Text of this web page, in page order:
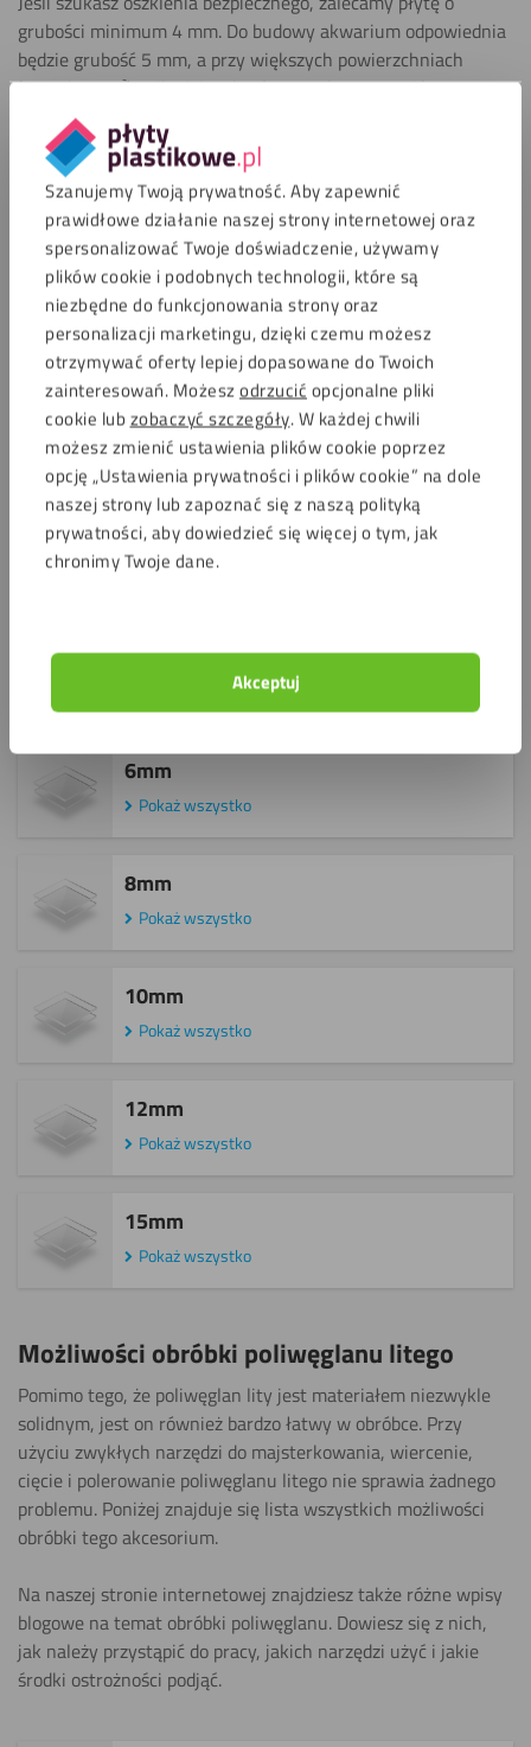
Szanujemy Twoją prywatność. Aby zapewnić
prawidłowe działanie naszej strony internetowej oraz
spersonalizować Twoje doświadczenie, używamy
plików cookie i podobnych technologii, które są
niezbędne do funkcjonowania strony oraz
personalizacji marketingu, dzięki czemu możesz
otrzymywać oferty lepiej dopasowane do Twoich
zainteresowań. Możesz odrzucić opcjonalne pliki
cookie lub zobaczyć szczegóły. W każdej chwili
możesz zmienić ustawienia plików cookie poprzez
opcję „Ustawienia prywatności i plików cookie” na dole
naszej strony lub zapoznać się z naszą polityką
prywatności, aby dowiedzieć się więcej o tym, jak
chronimy Twoje dane.
Akceptuj
grubości minimum 4 mm. Do budowy akwarium odpowiednia
będzie grubość 5 mm, a przy większych powierzchniach
(ponad 1,5 m²) najlepiej wybrać 6 mm, by zapewnić
stabilność.
Nie wiesz, jaka grubość płyty będzie najlepsza? Skorzystaj z
naszegokalkulatora grubości. Szybko podpowie Ci idealne
rozwiązanie!
2mm
Pokaż wszystko
3mm
Pokaż wszystko
4mm
Pokaż wszystko
5mm
Pokaż wszystko
6mm
Pokaż wszystko
8mm
Pokaż wszystko
10mm
Pokaż wszystko
12mm
Pokaż wszystko
15mm
Pokaż wszystko
Możliwości obróbki poliwęglanu litego
Pomimo tego, że poliwęglan lity jest materiałem niezwykle
solidnym, jest on również bardzo łatwy w obróbce. Przy
użyciu zwykłych narzędzi do majsterkowania, wiercenie,
cięcie i polerowanie poliwęglanu litego nie sprawia żadnego
problemu. Poniżej znajduje się lista wszystkich możliwości
obróbki tego akcesorium.
Na naszej stronie internetowej znajdziesz także różne wpisy
blogowe na temat obróbki poliwęglanu. Dowiesz się z nich,
jak należy przystąpić do pracy, jakich narzędzi użyć i jakie
środki ostrożności podjąć.